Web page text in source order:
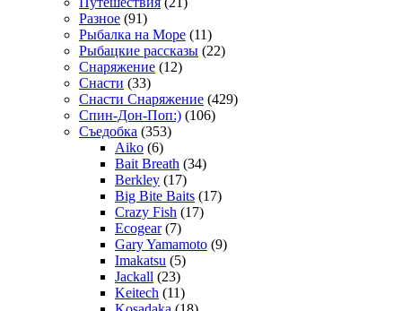
Разное (91)
Рыбалка на Море (11)
Рыбацкие рассказы (22)
Снаряжение (12)
Снасти (33)
Снасти Снаряжение (429)
Спин-Дон-Поп:) (106)
Съедобка (353)
Aiko (6)
Bait Breath (34)
Berkley (17)
Big Bite Baits (17)
Crazy Fish (17)
Ecogear(7)
Gary Yamamoto (9)
Imakatsu (5)
Jackall (23)
Keitech (11)